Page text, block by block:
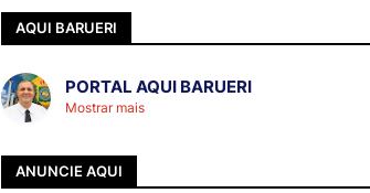
AQUI BARUERI
PORTAL AQUI BARUERI
Mostrar mais
ANUNCIE AQUI